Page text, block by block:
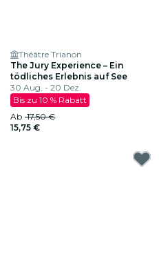
Théâtre Trianon
The Jury Experience – Ein
tödliches Erlebnis auf See
30 Aug. - 20 Dez.
Bis zu 10 % Rabatt
Ab 17,50 €
15,75 €